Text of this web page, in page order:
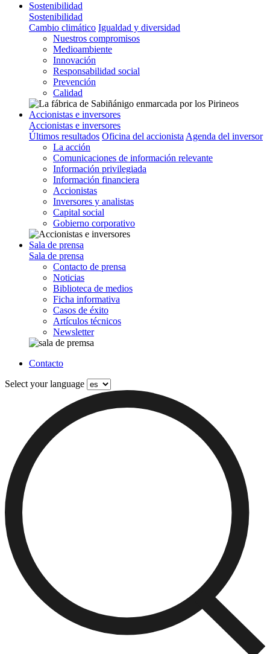
Sostenibilidad
Sostenibilidad
Cambio climático Igualdad y diversidad
Nuestros compromisos
Medioambiente
Innovación
Responsabilidad social
Prevención
Calidad
Accionistas e inversores
Accionistas e inversores
Últimos resultados Oficina del accionista Agenda del inversor
La acción
Comunicaciones de información relevante
Información privilegiada
Información financiera
Accionistas
Inversores y analistas
Capital social
Gobierno corporativo
Sala de prensa
Sala de prensa
Contacto de prensa
Noticias
Biblioteca de medios
Ficha informativa
Casos de éxito
Artículos técnicos
Newsletter
Contacto
Select your language